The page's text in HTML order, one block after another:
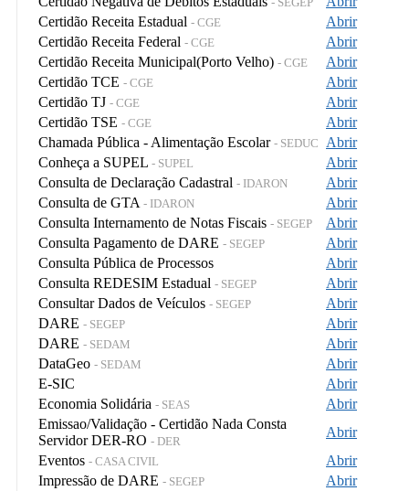
Certidão Receita Estadual - CGE
Abrir
Certidão Receita Federal - CGE
Abrir
Certidão Receita Municipal(Porto Velho) - CGE
Abrir
Certidão TCE - CGE
Abrir
Certidão TJ - CGE
Abrir
Certidão TSE - CGE
Abrir
Chamada Pública - Alimentação Escolar - SEDUC
Abrir
Conheça a SUPEL - SUPEL
Abrir
Consulta de Declaração Cadastral - IDARON
Abrir
Consulta de GTA - IDARON
Abrir
Consulta Internamento de Notas Fiscais - SEGEP
Abrir
Consulta Pagamento de DARE - SEGEP
Abrir
Consulta Pública de Processos
Abrir
Consulta REDESIM Estadual - SEGEP
Abrir
Consultar Dados de Veículos - SEGEP
Abrir
DARE - SEGEP
Abrir
DARE - SEDAM
Abrir
DataGeo - SEDAM
Abrir
E-SIC
Abrir
Economia Solidária - SEAS
Abrir
Emissao/Validação - Certidão Nada Consta
Servidor DER-RO - DER
Abrir
Eventos - CASA CIVIL
Abrir
Impressão de DARE - SEGEP
Abrir